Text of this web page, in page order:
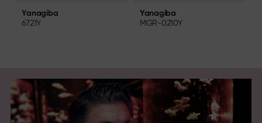
Yanagiba
6721Y
Yanagiba
MGR-0210Y